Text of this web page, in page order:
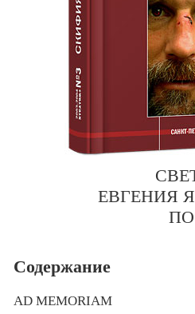
ЕВГЕНИЯ
Содержание
AD MEMORIAM